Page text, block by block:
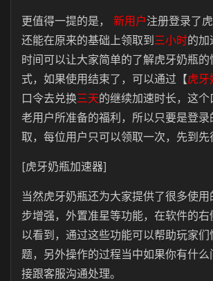
更值得一提的是， 新用户注册登录了
还能在原来的基础上领取到 三小时的加
时间可以让大家简单的了解虎牙奶瓶的
式，如果使用结束了，可以通过【虎牙
口令去兑换三天的继续加速时长，这
老用户所准备的福利，所以只要是登
取，每位用户只可以领取一次，先到先
[虎牙奶瓶加速器]
当然虎牙奶瓶还为大家提供了很多使
步增强，外置准星等功能，在软件的
以看到，通过这些功能可以帮助玩家们
题，另外操作的过程当中如果你有什
接跟客服沟通处理。